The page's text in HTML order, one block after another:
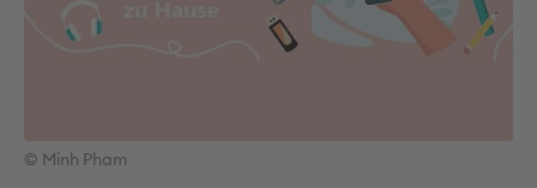
© Minh Pham